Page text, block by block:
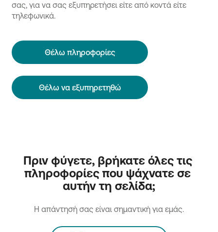
σας, για να σας εξυπηρετήσει είτε από κοντά είτε
τηλεφωνικά.
Θέλω πληροφορίες
Θέλω να εξυπηρετηθώ
Πριν φύγετε, βρήκατε όλες τις
πληροφορίες που ψάχνατε σε
αυτήν τη σελίδα;
H απάντησή σας είναι σημαντική για εμάς.